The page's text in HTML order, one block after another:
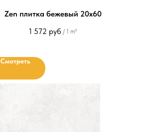
Zen плитка бежевый 20х60
1 572 руб / 1 m²
Смотреть